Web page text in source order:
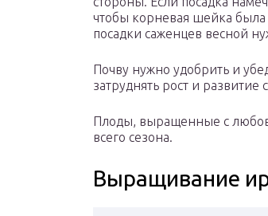
чтобы корневая шейка была
посадки саженцев весной
Почву нужно удобрить и
затруднять рост и развитие
Плоды, выращенные с
всего сезона.
Выращивание